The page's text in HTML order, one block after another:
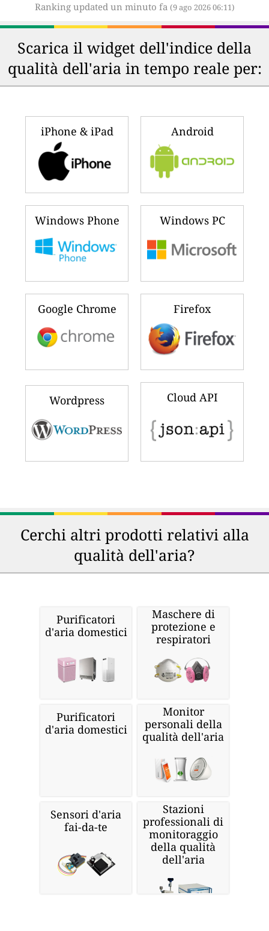
Ranking updated un minuto fa (9 ago 2026 06:11)
Scarica il widget dell'indice della
qualità dell'aria in tempo reale per:
iPhone & iPad Android
Windows Phone Windows PC
Google Chrome Firefox
Wordpress Cloud API
Cerchi altri prodotti relativi alla
qualità dell'aria?
Purificatori
d'aria domestici
Maschere di
protezione e
respiratori
Purificatori
d'aria domestici
Monitor
personali della
qualità dell'aria
Sensori d'aria
fai-da-te
Stazioni
professionali di
monitoraggio
della qualità
dell'aria